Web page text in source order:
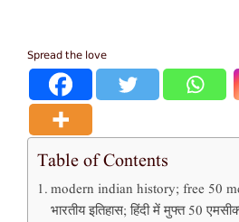
Spread the love
Table of Contents
modern indian history; free 50
भारतीय इतिहास; हिंदी में मुफ्त 50